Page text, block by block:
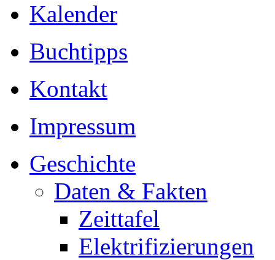
Kalender
Buchtipps
Kontakt
Impressum
Geschichte
Daten & Fakten
Zeittafel
Elektrifizierungen